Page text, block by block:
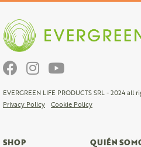
EVERGREEN LIFE PRODUCTS SRL - 2024 all
Privacy Policy
Cookie Policy
SHOP QUIÉN